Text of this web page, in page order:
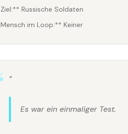
Ziel:** Russische Soldaten
Mensch im Loop:** Keiner
“
Es war ein einmaliger Test.